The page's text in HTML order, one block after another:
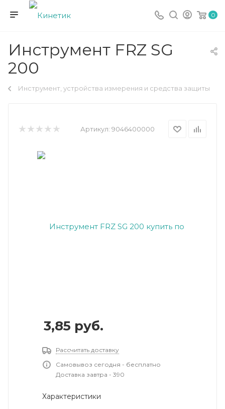
0
Инструмент FRZ SG
200
Инструмент, устройства измерения и средства защиты
Артикул: 9046400000
3,85 руб.
Рассчитать доставку
Самовывоз сегодня - бесплатно
Доставка завтра - 390
Характеристики